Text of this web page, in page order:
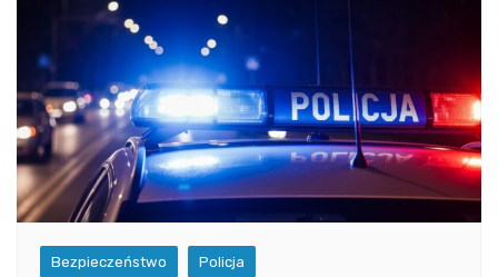
Bezpieczeństwo Policja